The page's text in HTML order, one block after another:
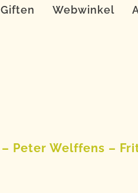
Giften Webwinkel
Peter Welffens –